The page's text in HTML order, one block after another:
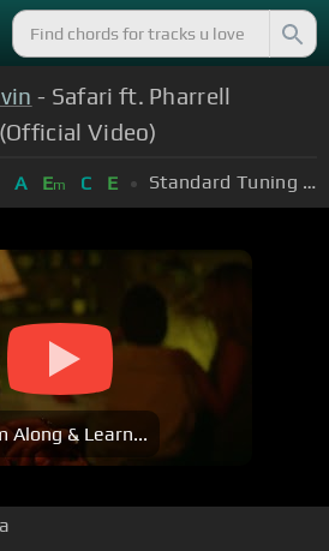
- Safari ft. Pharrell
Video)
A Em C E Standard Tuning (EADGBE)
Along & Learn...